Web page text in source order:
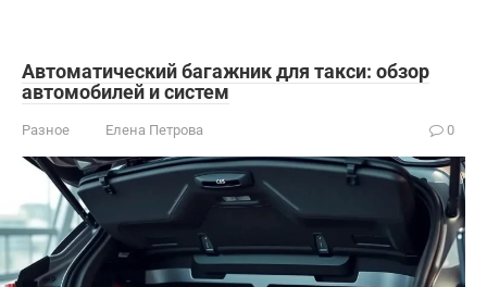
Автоматический багажник для такси: обзор
автомобилей и систем
Разное Елена Петрова 0